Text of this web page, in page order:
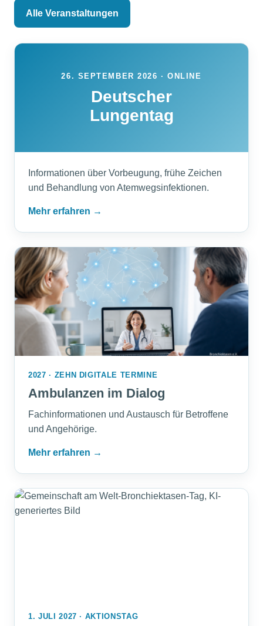
Alle Veranstaltungen
26. SEPTEMBER 2026 · ONLINE
Deutscher
Lungentag
Informationen über Vorbeugung, frühe Zeichen
und Behandlung von Atemwegsinfektionen.
Mehr erfahren →
2027 · ZEHN DIGITALE TERMINE
Ambulanzen im Dialog
Fachinformationen und Austausch für Betroffene
und Angehörige.
Mehr erfahren →
1. JULI 2027 · AKTIONSTAG